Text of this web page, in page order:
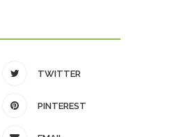
TWITTER
PINTEREST